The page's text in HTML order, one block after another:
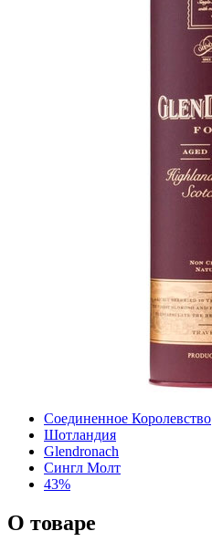
Соединенное Королевство
Шотландия
Glendronach
Сингл Молт
43%
О товаре